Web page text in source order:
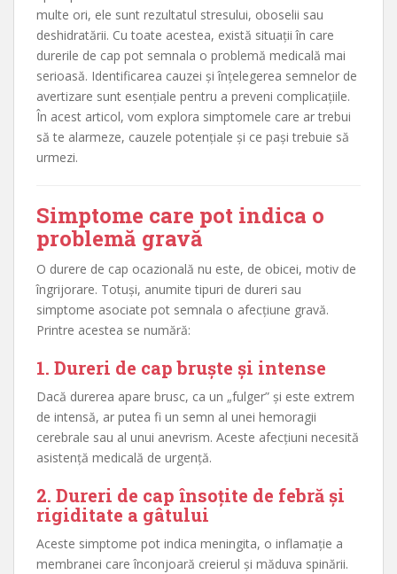
multe ori, ele sunt rezultatul stresului, oboselii sau
deshidratării. Cu toate acestea, există situații în care
durerile de cap pot semnala o problemă medicală mai
serioasă. Identificarea cauzei și înțelegerea semnelor de
avertizare sunt esențiale pentru a preveni complicațiile.
În acest articol, vom explora simptomele care ar trebui
să te alarmeze, cauzele potențiale și ce pași trebuie să
urmezi.
Simptome care pot indica o
problemă gravă
O durere de cap ocazională nu este, de obicei, motiv de
îngrijorare. Totuși, anumite tipuri de dureri sau
simptome asociate pot semnala o afecțiune gravă.
Printre acestea se numără:
1. Dureri de cap bruște și intense
Dacă durerea apare brusc, ca un „fulger” și este extrem
de intensă, ar putea fi un semn al unei hemoragii
cerebrale sau al unui anevrism. Aceste afecțiuni necesită
asistență medicală de urgență.
2. Dureri de cap însoțite de febră și
rigiditate a gâtului
Aceste simptome pot indica meningita, o inflamație a
membranei care înconjoară creierul și măduva spinării.